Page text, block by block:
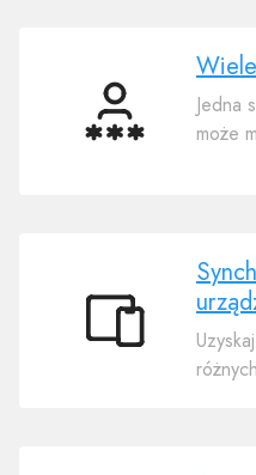
Wiele
Jedna
może
Synchronizuj